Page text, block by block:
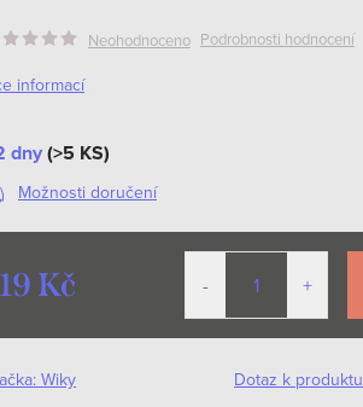
Neohodnoceno Podrobnosti hodnocení
informací
dny(>5 KS)
Možnosti doručení
19 Kč
Wiky Dotaz k produktu